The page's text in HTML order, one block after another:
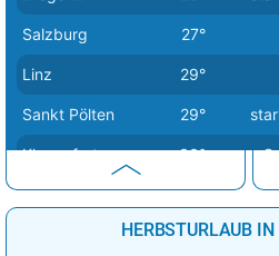
Salzburg 27°
Linz 29°
Sankt Pölten 29°
Klagenfurt 33°
Wien 33°
35°
HERBSTURLAUB IN